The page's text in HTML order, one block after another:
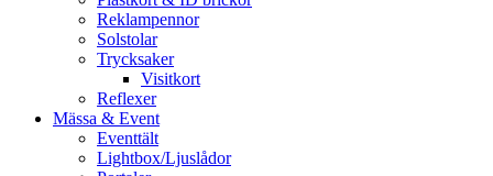
Reklampennor
Solstolar
Trycksaker
Visitkort
Reflexer
Mässa & Event
Eventtält
Lightbox/Ljuslådor